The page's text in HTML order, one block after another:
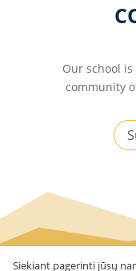
Our school
community
Siekiant pagerinti jūsų